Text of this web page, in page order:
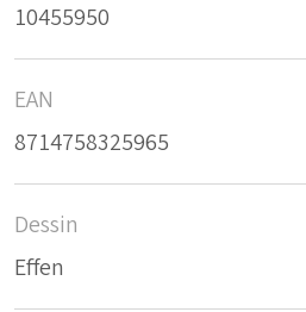
10455950
EAN
8714758325965
Dessin
Effen